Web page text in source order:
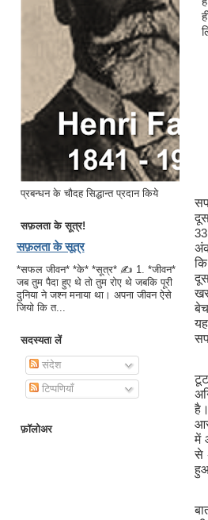
प्रबन्धन के चौदह सिद्धान्त प्रदान किये
सफ़लता के सूत्र!
सफ़लता के सूत्र
*सफल जीवन* *के* *सूत्र* ✍ 1. *जीवन*
जब तुम पैदा हुए थे तो तुम रोए थे जबकि पूरी
दुनिया ने जश्न मनाया था। अपना जीवन ऐसे
जियो कि त...
सदस्यता लें
संदेश
टिप्पणियाँ
फ़ॉलोअर
33
में
से